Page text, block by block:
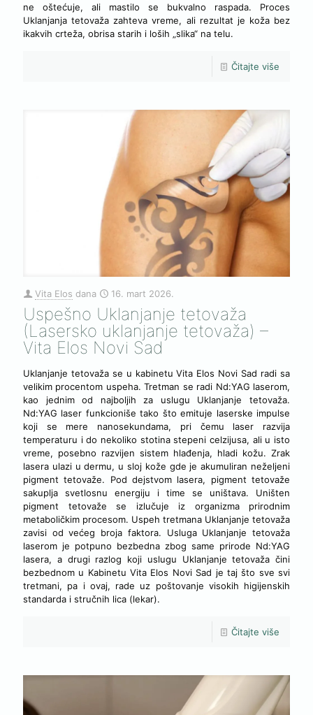
ne oštećuje, ali mastilo se bukvalno raspada. Proces
Uklanjanja tetovaža zahteva vreme, ali rezultat je koža bez
ikakvih crteža, obrisa starih i loših „slika“ na telu.
Čitajte više
Vita Elos dana 16. mart 2026.
Uspešno Uklanjanje tetovaža
(Lasersko uklanjanje tetovaža) –
Vita Elos Novi Sad
Uklanjanje tetovaža se u kabinetu Vita Elos Novi Sad radi sa
velikim procentom uspeha. Tretman se radi Nd:YAG laserom,
kao jednim od najboljih za uslugu Uklanjanje tetovaža.
Nd:YAG laser funkcioniše tako što emituje laserske impulse
koji se mere nanosekundama, pri čemu laser razvija
temperaturu i do nekoliko stotina stepeni celzijusa, ali u isto
vreme, posebno razvijen sistem hlađenja, hladi kožu. Zrak
lasera ulazi u dermu, u sloj kože gde je akumuliran neželjeni
pigment tetovaže. Pod dejstvom lasera, pigment tetovaže
sakuplja svetlosnu energiju i time se uništava. Uništen
pigment tetovaže se izlučuje iz organizma prirodnim
metaboličkim procesom. Uspeh tretmana Uklanjanje tetovaža
zavisi od većeg broja faktora. Usluga Uklanjanje tetovaža
laserom je potpuno bezbedna zbog same prirode Nd:YAG
lasera, a drugi razlog koji uslugu Uklanjanje tetovaža čini
bezbednom u Kabinetu Vita Elos Novi Sad je taj što sve svi
tretmani, pa i ovaj, rade uz poštovanje visokih higijenskih
standarda i stručnih lica (lekar).
Čitajte više